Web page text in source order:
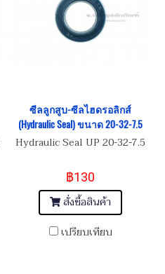
ซีลลูกสูบ-ซีลไฮดรอลิกส์
(Hydraulic Seal) ขนาด 20-32-7.5
Hydraulic Seal UP 20-32-7.5
฿130
สั่งซื้อสินค้า
เปรียบเทียบ